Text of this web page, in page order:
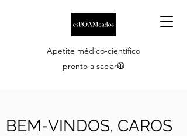
Apetite médico-científico
pronto a saciar🥼
BEM-VINDOS, CAROS